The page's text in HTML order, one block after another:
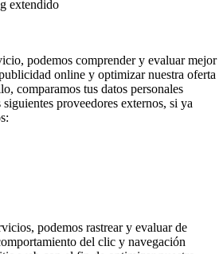
extendido
podemos comprender y evaluar mejor
online y optimizar nuestra oferta
comparamos tus datos personales
proveedores externos, si ya
podemos rastrear y evaluar de
del clic y navegación